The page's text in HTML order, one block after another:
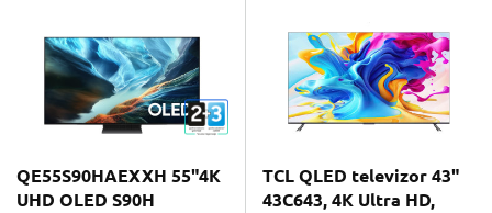
QE55S90HAEXXH 55"4K
UHD OLED S90H
TCL QLED televizor 43"
43C643, 4K Ultra HD,